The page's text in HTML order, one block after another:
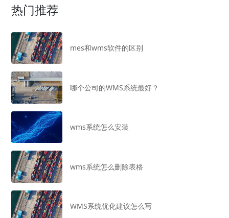
热门推荐
mes和wms软件的区别
哪个公司的WMS系统最好？
wms系统怎么安装
wms系统怎么删除表格
WMS系统优化建议怎么写